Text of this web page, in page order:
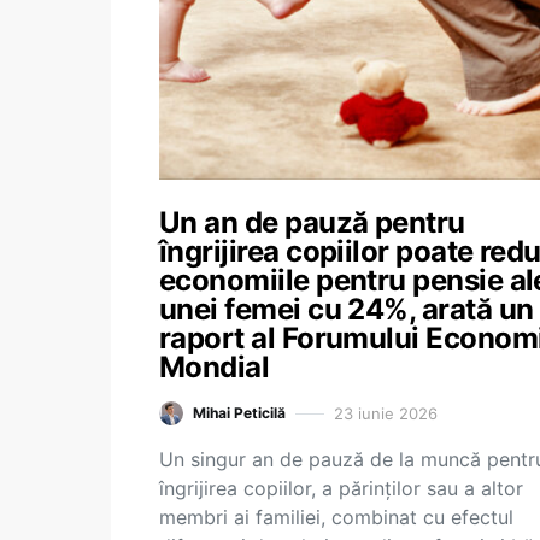
Un an de pauză pentru
îngrijirea copiilor poate
economiile pentru pensie
unei femei cu 24%, arată un
raport al Forumului
Mondial
Mihai Peticilă 23 iunie 2026
Un singur an de pauză de la muncă
îngrijirea copiilor, a părinților sau a altor
membri ai familiei, combinat cu efectul